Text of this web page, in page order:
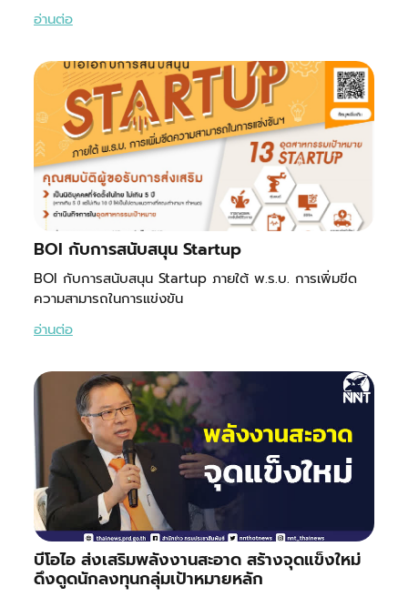
อ่านต่อ
BOI กับการสนับสนุน Startup
BOI กับการสนับสนุน Startup ภายใต้ พ.ร.บ. การเพิ่มขีด
ความสามารถในการแข่งขัน
อ่านต่อ
บีโอไอ ส่งเสริมพลังงานสะอาด สร้างจุดแข็งใหม่
ดึงดูดนักลงทุนกลุ่มเป้าหมายหลัก